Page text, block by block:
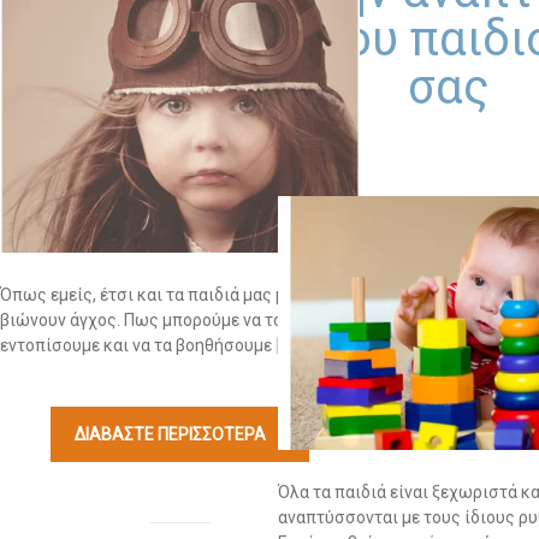
-- Λογοθεραπεία
-- Συμβουλευτική
-- Ειδική Αγωγή
-- Διαταραχές
Δωρεάν Υλικό
-- Ασκήσεις
-- Εκπαιδευτικές Αφίσες
Όπως εμείς, έτσι και τα παιδιά μας μπορεί να
βιώνουν άγχος. Πως μπορούμε να το
εντοπίσουμε και να τα βοηθήσουμε
[…]
ΔΙΑΒΆΣΤΕ ΠΕΡΙΣΣΟΤΕΡΑ
του
σας
Όλα τα παιδιά είναι ξεχωριστά
αναπτύσσονται με τους ίδιους